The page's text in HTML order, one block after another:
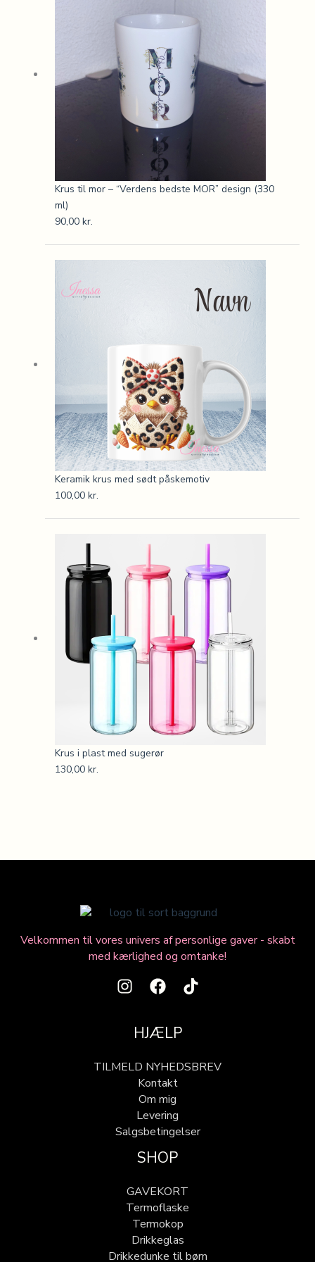
Krus til mor – “Verdens bedste MOR” design (330
ml)
90,00 kr.
Keramik krus med sødt påskemotiv
100,00 kr.
Krus i plast med sugerør
130,00 kr.
Velkommen til vores univers af personlige gaver - skabt
med kærlighed og omtanke!
HJÆLP
TILMELD NYHEDSBREV
Kontakt
Om mig
Levering
Salgsbetingelser
SHOP
GAVEKORT
Termoflaske
Termokop
Drikkeglas
Drikkedunke til børn